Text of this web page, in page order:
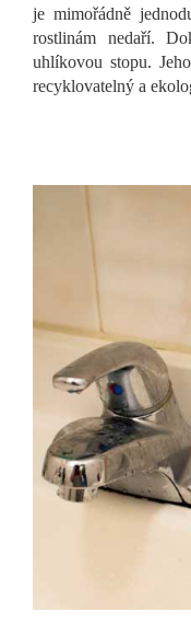
je mimořádně
rostlinám nedaří.
uhlíkovou stopu.
recyklovatelný a